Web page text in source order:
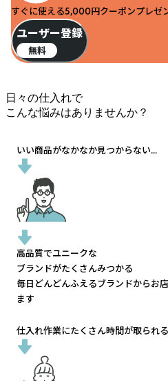
すぐに使える5,000円クーポンプレゼ
ユーザー登録
無料
日々の仕入れで
こんな悩みはありませんか？
いい商品がなかなか見つからない...
高品質でユニークな
ブランドがたくさんみつかる
毎日どんどんふえるブランドからお
ます
仕入れ作業にたくさん時間が取られ